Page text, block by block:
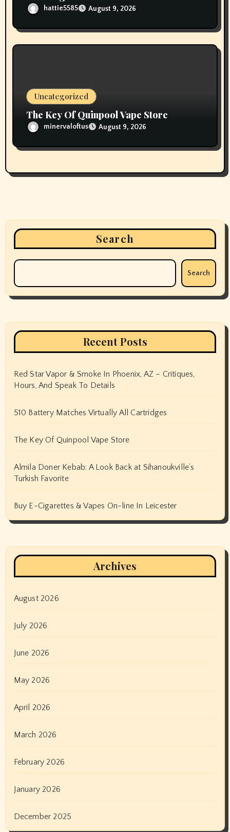
hattie5585 August 9, 2026
Uncategorized
The Key Of Quinpool Vape Store
minervaloftus August 9, 2026
Search
Search
Recent Posts
Red Star Vapor & Smoke In Phoenix, AZ – Critiques,
Hours, And Speak To Details
510 Battery Matches Virtually All Cartridges
The Key Of Quinpool Vape Store
Almila Doner Kebab: A Look Back at Sihanoukville’s
Turkish Favorite
Buy E-Cigarettes & Vapes On-line In Leicester
Archives
August 2026
July 2026
June 2026
May 2026
April 2026
March 2026
February 2026
January 2026
December 2025